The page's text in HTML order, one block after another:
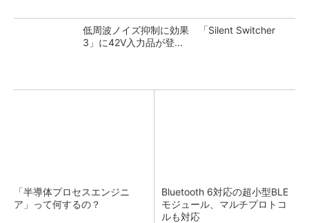
低周波ノイズ抑制に効果 「Silent Switcher
3」に42V入力品が登...
「半導体プロセスエンジニ
ア」って何するの？
Bluetooth 6対応の超小型BLE
モジュール、マルチプロトコ
ルも対応